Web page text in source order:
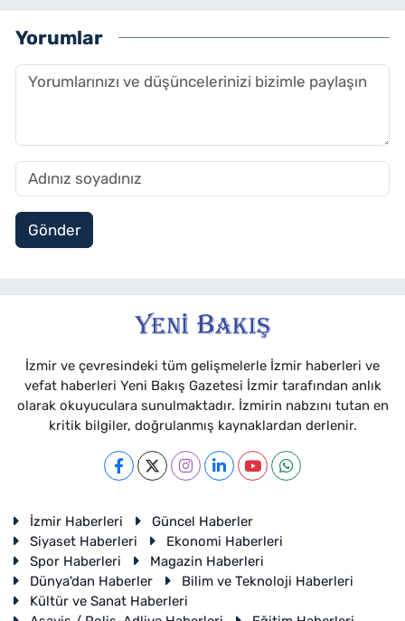
Yorumlar
Gönder
İzmir ve çevresindeki tüm gelişmelerle İzmir haberleri ve
vefat haberleri Yeni Bakış Gazetesi İzmir tarafından anlık
olarak okuyuculara sunulmaktadır. İzmirin nabzını tutan en
kritik bilgiler, doğrulanmış kaynaklardan derlenir.
İzmir Haberleri
Güncel Haberler
Siyaset Haberleri
Ekonomi Haberleri
Spor Haberleri
Magazin Haberleri
Dünya'dan Haberler
Bilim ve Teknoloji Haberleri
Kültür ve Sanat Haberleri